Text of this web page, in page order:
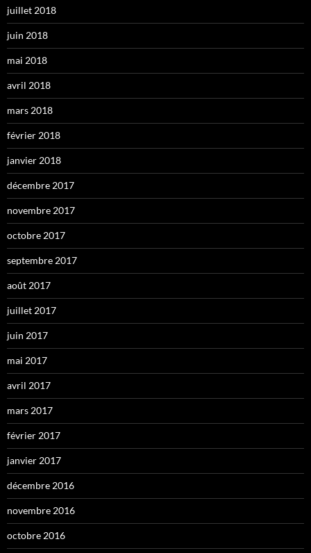
juillet 2018
juin 2018
mai 2018
avril 2018
mars 2018
février 2018
janvier 2018
décembre 2017
novembre 2017
octobre 2017
septembre 2017
août 2017
juillet 2017
juin 2017
mai 2017
avril 2017
mars 2017
février 2017
janvier 2017
décembre 2016
novembre 2016
octobre 2016